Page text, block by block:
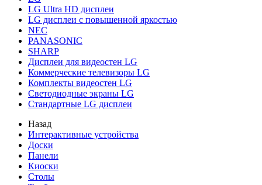
LG Ultra HD дисплеи
LG дисплеи с повышенной яркостью
NEC
PANASONIC
SHARP
Дисплеи для видеостен LG
Коммерческие телевизоры LG
Комплекты видеостен LG
Светодиодные экраны LG
Стандартные LG дисплеи
Назад
Интерактивные устройства
Доски
Панели
Киоски
Столы